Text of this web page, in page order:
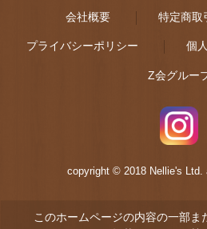
会社概要 特定商取
プライバシーポリシー 個
Z会グルー
copyright © 2018 Nellie's Ltd.
このホームページの内容の一部ま